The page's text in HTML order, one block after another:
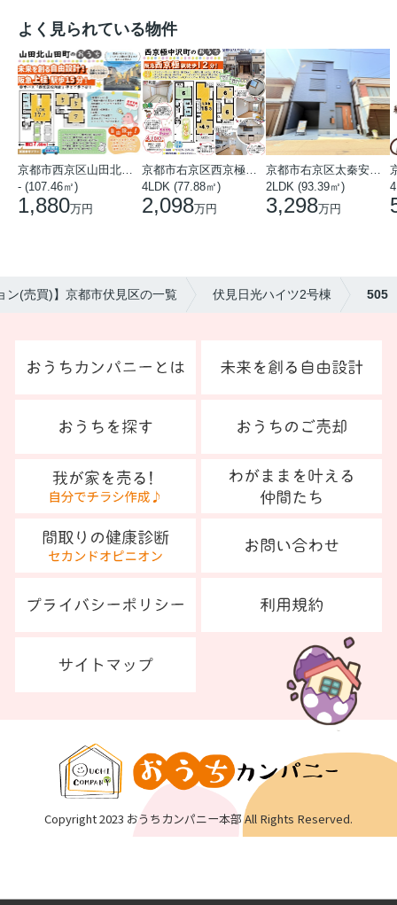
よく見られている物件
- (107.46㎡)
1,880万円
4LDK (77.88㎡)
2,098万円
2LDK (93.39㎡)
3,298万円
ン(売買)】京都市伏見区の一覧 伏見日光ハイツ2号棟 505
Copyright 2023 おうちカンパニー本部 All Rights Reserved.